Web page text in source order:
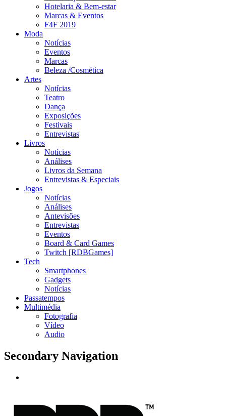
Hotelaria & Bem-estar
Marcas & Eventos
F4F 2019
Moda
Notícias
Eventos
Marcas
Beleza /Cosmética
Artes
Notícias
Teatro
Dança
Exposições
Festivais
Entrevistas
Livros
Notícias
Análises
Livros da Semana
Entrevistas & Especiais
Jogos
Notícias
Análises
Antevisões
Entrevistas
Eventos
Board & Card Games
Twitch [RDBGames]
Tech
Smartphones
Gadgets
Notícias
Passatempos
Multimédia
Fotografia
Vídeo
Audio
Secondary Navigation